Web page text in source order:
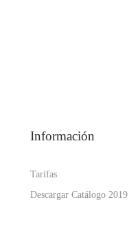
Información
Tarifas
Descargar Catálogo 2019